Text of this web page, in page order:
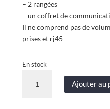
– 2 rangées
– un coffret de
Il ne comprend pas de
prises et rj45
En stock
Ajouter au